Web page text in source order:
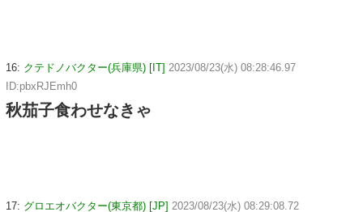
16: クテドノバクター(兵庫県) [IT] 2023/08/23(水) 08:28:46.97
ID:pbxRJEmh0
秋茄子食わせなきゃ
17: グロエオバクター(東京都) [JP] 2023/08/23(水) 08:29:08.72